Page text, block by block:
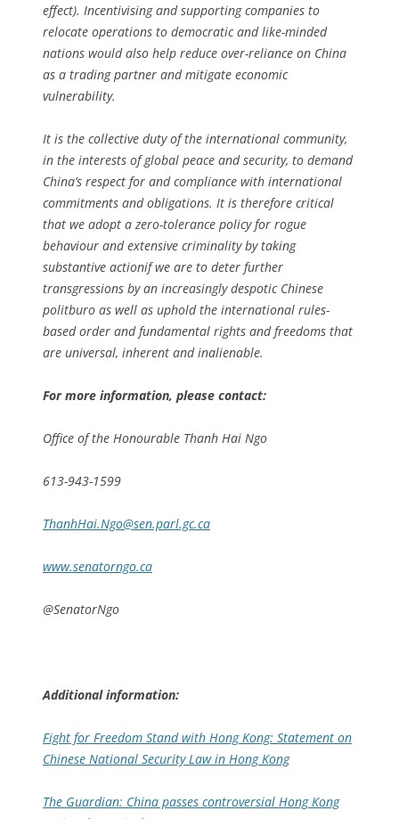
effect). Incentivising and supporting companies to
relocate operations to democratic and like-minded
nations would also help reduce over-reliance on China
as a trading partner and mitigate economic
vulnerability.
It is the collective duty of the international community,
in the interests of global peace and security, to demand
China’s respect for and compliance with international
commitments and obligations. It is therefore critical
that we adopt a zero-tolerance policy for rogue
behaviour and extensive criminality by taking
substantive actionif we are to deter further
transgressions by an increasingly despotic Chinese
politburo as well as uphold the international rules-
based order and fundamental rights and freedoms that
are universal, inherent and inalienable.
For more information, please contact:
Office of the Honourable Thanh Hai Ngo
613-943-1599
ThanhHai.Ngo@sen.parl.gc.ca
www.senatorngo.ca
@SenatorNgo
Additional information:
Fight for Freedom Stand with Hong Kong: Statement on
Chinese National Security Law in Hong Kong
The Guardian: China passes controversial Hong Kong